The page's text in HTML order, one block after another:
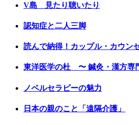
V島 見たり聴いたり
認知症と二人三脚
読んで納得！カップル・カウン
東洋医学の杜 〜 鍼灸・漢方専
ノベルセラピーの魅力
日本の親のこと「遠隔介護」